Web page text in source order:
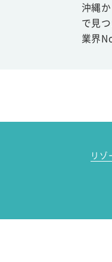
沖縄
で見
業界
リゾ